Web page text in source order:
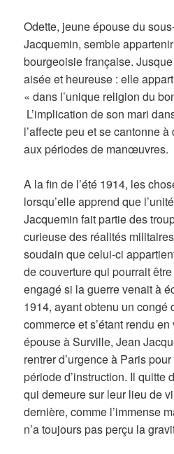
Odette, jeune épouse du
Jacquemin, semble
bourgeoisie française.
aisée et heureuse : elle
« dans l’unique religion du
L’implication de son mari
l’affecte peu et se cantonne
aux périodes de manœuvres.
A la fin de l’été 1914, les
lorsqu’elle apprend que
Jacquemin fait partie des
curieuse des réalités
soudain que celui-ci
de couverture qui pourrait
engagé si la guerre venait à
1914, ayant obtenu un congé
commerce et s’étant rendu
épouse à Surville, Jean
rentrer d’urgence à Paris
période d’instruction. Il quitte
qui demeure sur leur lieu de
dernière, comme l’immense
n’a toujours pas perçu la